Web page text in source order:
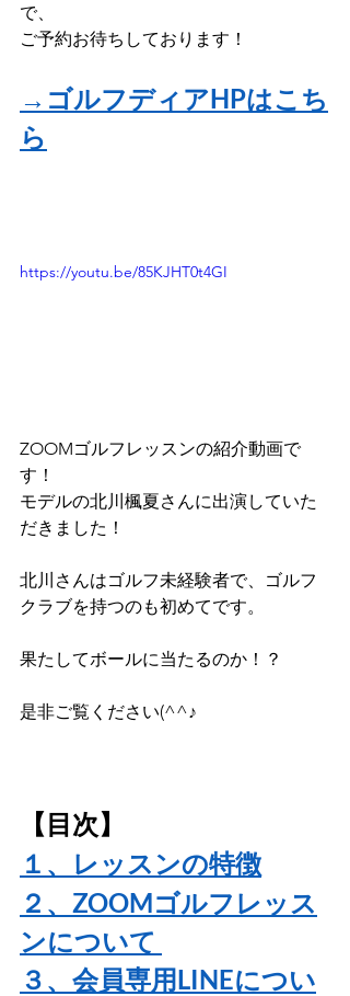
で、
ご予約お待ちしております！
→ゴルフディアHPはこち
ら
https://youtu.be/85KJHT0t4GI
ZOOMゴルフレッスンの紹介動画で
す！
モデルの北川楓夏さんに出演していた
だきました！
北川さんはゴルフ未経験者で、ゴルフ
クラブを持つのも初めてです。
果たしてボールに当たるのか！？
是非ご覧ください(^^♪
【目次】
１、レッスンの特徴
２、ZOOMゴルフレッス
ンについて
３、会員専用LINEについ